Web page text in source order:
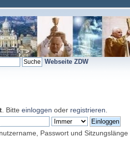
Webseite ZDW
. Bitte einloggen oder registrieren
Passwort und Sitzungslänge